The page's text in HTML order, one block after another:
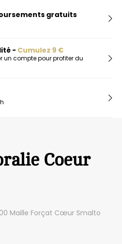
gratuits
- Cumulez 9 €
un compte pour profiter du
Coeur
Maille Forçat Cœur Smalto